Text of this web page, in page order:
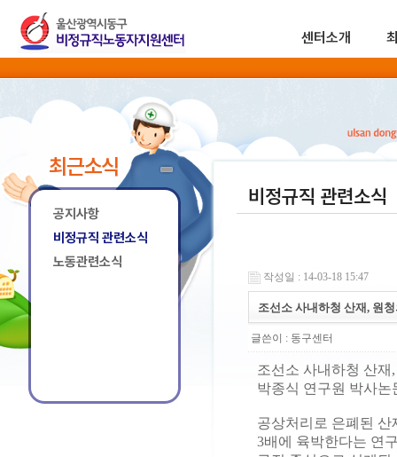
센터소개
최근소식
공지사항
비정규직 관련소식
노동관련소식
비정규직 관련소식
작성일 : 14-03-18 15:47
조선소 사내하청 산재, 원
글쓴이 : 동구센터
조선소 사내하청 산재
박종식 연구원 박사
공상처리로 은폐된
3배에 육박한다는 연